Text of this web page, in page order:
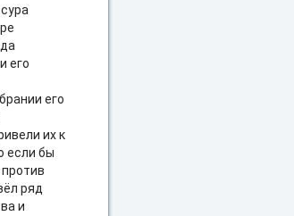
его
его
их к
если бы
ряд
и